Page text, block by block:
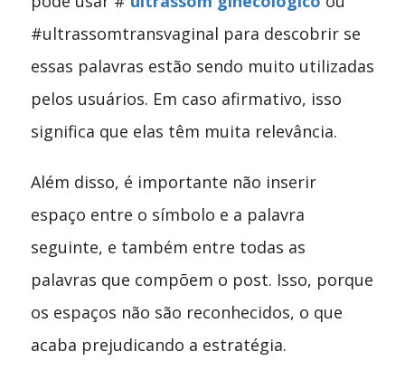
#ultrassomtransvaginal para descobrir se
essas palavras estão sendo muito utilizadas
pelos usuários. Em caso afirmativo, isso
significa que elas têm muita relevância.
Além disso, é importante não inserir
espaço entre o símbolo e a palavra
seguinte, e também entre todas as
palavras que compõem o post. Isso, porque
os espaços não são reconhecidos, o que
acaba prejudicando a estratégia.